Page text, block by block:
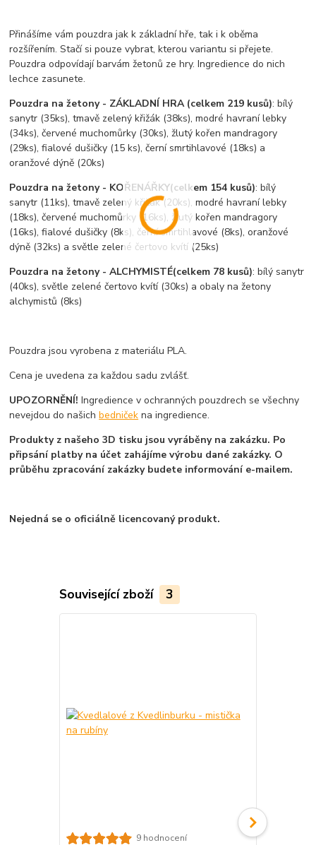
Přinášíme vám pouzdra jak k základní hře, tak i k oběma
rozšířením. Stačí si pouze vybrat, kterou variantu si přejete.
Pouzdra odpovídají barvám žetonů ze hry. Ingredience do nich
lechce zasunete.
Pouzdra na žetony - ZÁKLADNÍ HRA (celkem 219 kusů): bílý
sanytr (35ks), tmavě zelený křižák (38ks), modré havraní lebky
(34ks), červené muchomůrky (30ks), žlutý kořen mandragory
(29ks), fialové dušičky (15 ks), černí smrtihlavové (18ks) a
oranžové dýně (20ks)
Pouzdra na žetony - KOŘENÁŘKY(celkem 154 kusů): bílý
sanytr (11ks), tmavě zelený křižák (20ks), modré havraní lebky
(18ks), červené muchomůrky (16ks), žlutý kořen mandragory
(16ks), fialové dušičky (8ks), černí smrtihlavové (8ks), oranžové
dýně (32ks) a světle zelené čertovo kvítí (25ks)
Pouzdra na žetony - ALCHYMISTÉ(celkem 78 kusů): bílý sanytr
(40ks), světle zelené čertovo kvítí (30ks) a obaly na žetony
alchymistů (8ks)
Pouzdra jsou vyrobena z materiálu PLA.
Cena je uvedena za každou sadu zvlášť.
UPOZORNĚNÍ! Ingredience v ochranných pouzdrech se všechny
nevejdou do našichbedniček na ingredience.
Produkty z našeho 3D tisku jsou vyráběny na zakázku. Po
připsání platby na účet zahájíme výrobu dané zakázky. O
průběhu zpracování zakázky budete informování e-mailem.
Nejedná se o oficiálně licencovaný produkt.
Související zboží 3
9 hodnocení